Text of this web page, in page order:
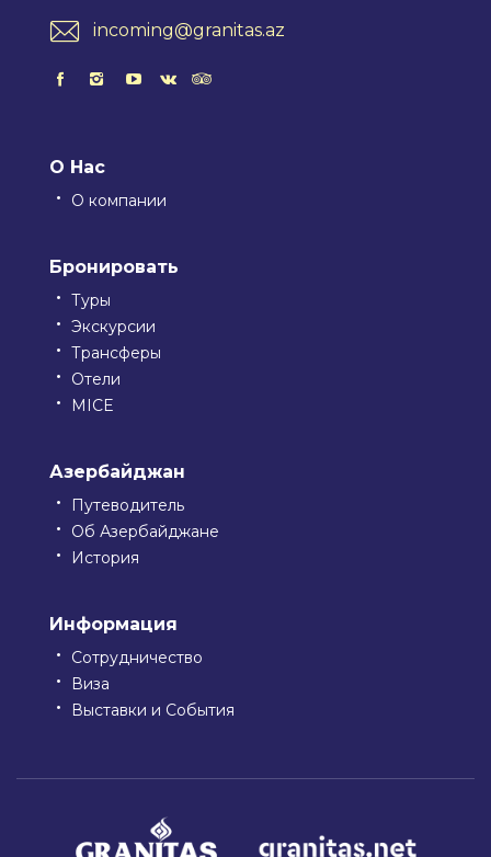
incoming@granitas.az
О Нас
О компании
Бронировать
Туры
Экскурсии
Трансферы
Отели
MICE
Азербайджан
Путеводитель
Об Азербайджане
История
Информация
Сотрудничество
Виза
Выставки и События